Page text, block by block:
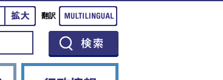
標準 拡大
翻訳